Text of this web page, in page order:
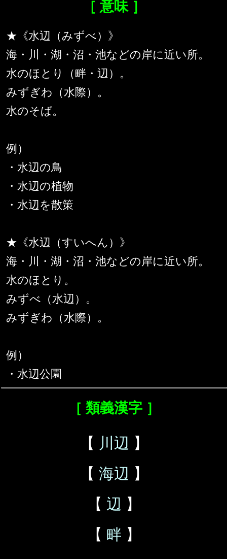
［ 意味 ］
★《水辺（みずべ）》
海・川・湖・沼・池などの岸に近い所。
水のほとり（畔・辺）。
みずぎわ（水際）。
水のそば。
例）
・水辺の鳥
・水辺の植物
・水辺を散策
★《水辺（すいへん）》
海・川・湖・沼・池などの岸に近い所。
水のほとり。
みずべ（水辺）。
みずぎわ（水際）。
例）
・水辺公園
［ 類義漢字 ］
【 川辺 】
【 海辺 】
【 辺 】
【 畔 】